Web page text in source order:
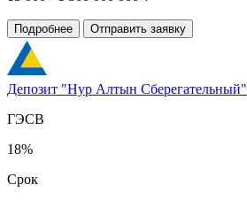
Подробнее Отправить заявку
Депозит "Нур Алтын Сберегательный"
ГЭСВ
18%
Срок